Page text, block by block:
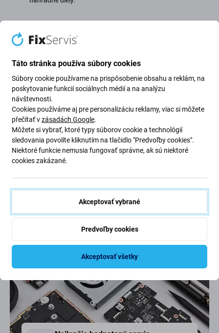
Najbližšie pobočky
Všetky pobočky (4) Bratislava (3) Nitra (1)
Telefón:+421 2/22133399
OtvorenéPo - Pia: 09 - 19
Nám. hraničiarov, Bratislava
Mapa centra
Táto stránka používa súbory cookies
Súbory cookie používame na prispôsobenie obsahu a reklám, na
poskytovanie funkcií sociálnych médií a na analýzu
návštevnosti.
Cookies používáme aj pre personalizáciu reklamy, viac si môžete
přečítať vzásadách Google.
Môžete si vybrať, ktoré typy súborov cookie a technológií
sledovania povolíte kliknutím na tlačidlo "Predvoľby cookies".
Niektoré funkcie nemusia fungovať správne, ak sú niektoré
cookies zakázané.
Akceptovať vybrané
Predvoľby cookies
Akceptovať všetky